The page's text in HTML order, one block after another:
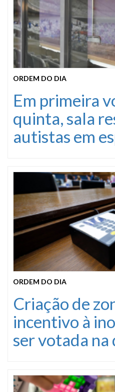
ORDEM DO DIA
Em primeira
quinta, sala
autistas em
ORDEM DO DIA
Criação de
incentivo à
ser votada na